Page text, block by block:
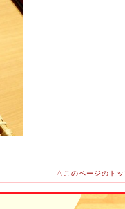
△このページのトッ